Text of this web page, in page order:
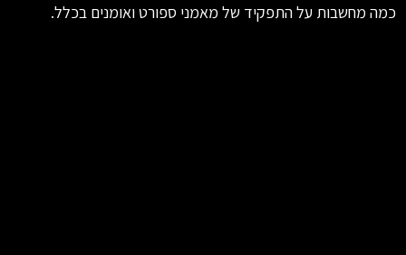
כמה מחשבות על התפקיד של מאמני ספורט ואומנים בכלל.